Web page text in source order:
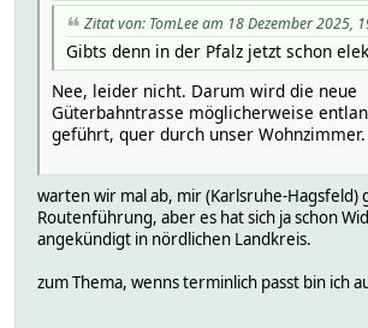
Zitat von: TomLee am 18 Dezember 2025,
Gibts denn in der Pfalz jetzt schon
Nee, leider nicht. Darum wird die neue
Güterbahntrasse möglicherweise
geführt, quer durch unser Wohnzimmer.
warten wir mal ab, mir (Karlsruhe-Hagsfeld)
Routenführung, aber es hat sich ja schon
angekündigt in nördlichen Landkreis.
zum Thema, wenns terminlich passt bin ich